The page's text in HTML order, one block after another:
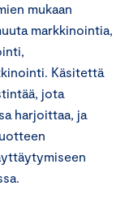
mukaan
markkinointia,
Käsitettä
jota
harjoittaa, ja